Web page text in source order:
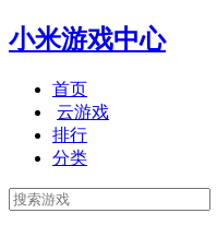
小米游戏中心
首页
云游戏
排行
分类